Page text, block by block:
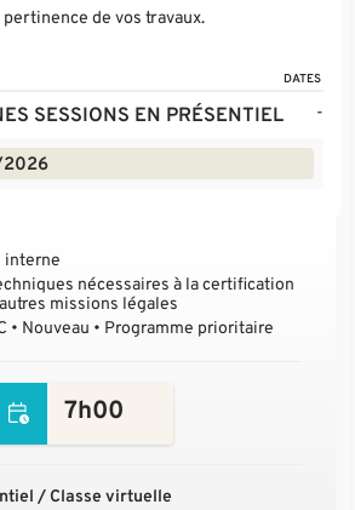
de vos travaux.
DATES
SESSIONS EN PRÉSENTIEL -
interne
nécessaires à la certification
missions légales
• Nouveau • Programme prioritaire
7h00
/ Classe virtuelle